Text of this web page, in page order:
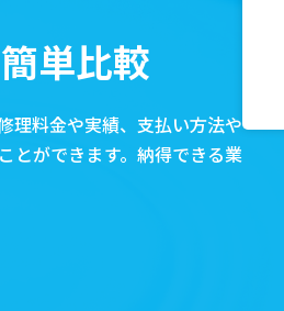
単比較
理料金や実績、支払い方法や
とができます。納得できる業